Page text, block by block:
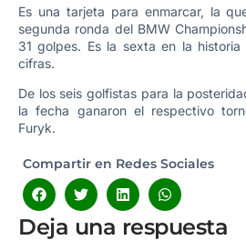
Es una tarjeta para enmarcar, la
segunda ronda del BMW
31 golpes. Es la sexta en la
cifras.
De los seis golfistas para la
la fecha ganaron el respectivo
Furyk.
Compartir en Redes Sociales
Deja una respuesta